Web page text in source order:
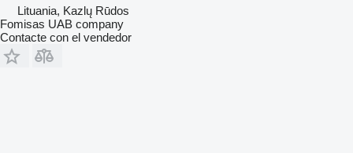
Lituania, Kazlų Rūdos
Fomisas UAB company
Contacte con el vendedor